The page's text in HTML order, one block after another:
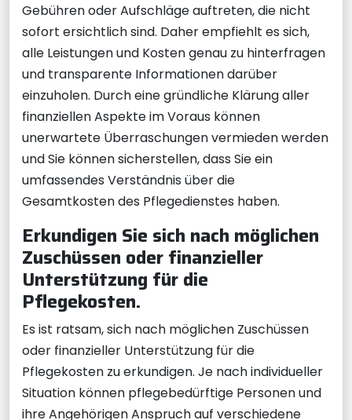
Gebühren oder Aufschläge auftreten, die nicht
sofort ersichtlich sind. Daher empfiehlt es sich,
alle Leistungen und Kosten genau zu hinterfragen
und transparente Informationen darüber
einzuholen. Durch eine gründliche Klärung aller
finanziellen Aspekte im Voraus können
unerwartete Überraschungen vermieden werden
und Sie können sicherstellen, dass Sie ein
umfassendes Verständnis über die
Gesamtkosten des Pflegedienstes haben.
Erkundigen Sie sich nach möglichen
Zuschüssen oder finanzieller
Unterstützung für die
Pflegekosten.
Es ist ratsam, sich nach möglichen Zuschüssen
oder finanzieller Unterstützung für die
Pflegekosten zu erkundigen. Je nach individueller
Situation können pflegebedürftige Personen und
ihre Angehörigen Anspruch auf verschiedene